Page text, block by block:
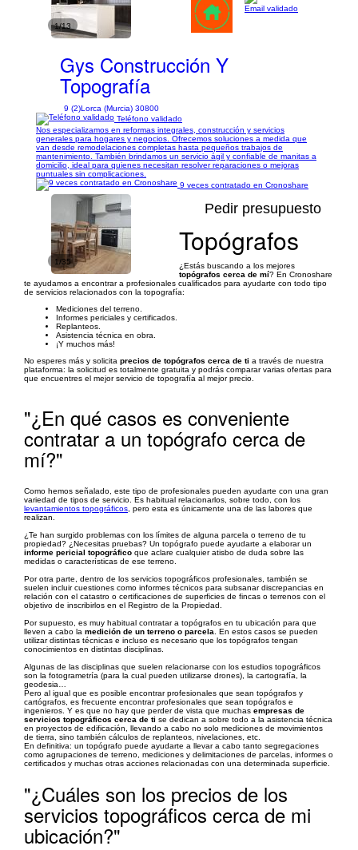
1/13
Gys Construcción Y
Topografía
9 (2)Lorca (Murcia) 30800
Email validado
Teléfono validado
Nos especializamos en reformas integrales, construcción y servicios
generales para hogares y negocios. Ofrecemos soluciones a medida que
van desde remodelaciones completas hasta pequeños trabajos de
mantenimiento. También brindamos un servicio ágil y confiable de manitas a
domicilio, ideal para quienes necesitan resolver reparaciones o mejoras
puntuales sin complicaciones.
9 veces contratado en Cronoshare
1/35
Pedir presupuesto
Topógrafos
¿Estás buscando a los mejores
topógrafos cerca de mí? En Cronoshare
te ayudamos a encontrar a profesionales cualificados para ayudarte con todo tipo
de servicios relacionados con la topografía:
Mediciones del terreno.
Informes periciales y certificados.
Replanteos.
Asistencia técnica en obra.
¡Y muchos más!
No esperes más y solicita precios de topógrafos cerca de ti a través de nuestra
plataforma: la solicitud es totalmente gratuita y podrás comparar varias ofertas para
que encuentres el mejor servicio de topografía al mejor precio.
"¿En qué casos es conveniente
contratar a un topógrafo cerca de
mí?"
Como hemos señalado, este tipo de profesionales pueden ayudarte con una gran
variedad de tipos de servicio. Es habitual relacionarlos, sobre todo, con los
levantamientos topográficos , pero esta es únicamente una de las labores que
realizan.
¿Te han surgido problemas con los límites de alguna parcela o terreno de tu
propiedad? ¿Necesitas pruebas? Un topógrafo puede ayudarte a elaborar un
informe pericial topográfico que aclare cualquier atisbo de duda sobre las
medidas o características de ese terreno.
Por otra parte, dentro de los servicios topográficos profesionales, también se
suelen incluir cuestiones como informes técnicos para subsanar discrepancias en
relación con el catastro o certificaciones de superficies de fincas o terrenos con el
objetivo de inscribirlos en el Registro de la Propiedad.
Por supuesto, es muy habitual contratar a topógrafos en tu ubicación para que
lleven a cabo la medición de un terreno o parcela . En estos casos se pueden
utilizar distintas técnicas e incluso es necesario que los topógrafos tengan
conocimientos en distintas disciplinas.
Algunas de las disciplinas que suelen relacionarse con los estudios topográficos
son la fotogrametría (para la cual pueden utilizarse drones), la cartografía, la
geodesia…
Pero al igual que es posible encontrar profesionales que sean topógrafos y
cartógrafos, es frecuente encontrar profesionales que sean topógrafos e
ingenieros. Y es que no hay que perder de vista que muchas empresas de
servicios topográficos cerca de ti se dedican a sobre todo a la asistencia técnica
en proyectos de edificación, llevando a cabo no solo mediciones de movimientos
de tierra, sino también cálculos de replanteos, nivelaciones, etc.
En definitiva: un topógrafo puede ayudarte a llevar a cabo tanto segregaciones
como agrupaciones de terreno, mediciones y delimitaciones de parcelas, informes o
certificados y muchas otras acciones relacionadas con una determinada superficie.
"¿Cuáles son los precios de los
servicios topográficos cerca de mi
ubicación?"